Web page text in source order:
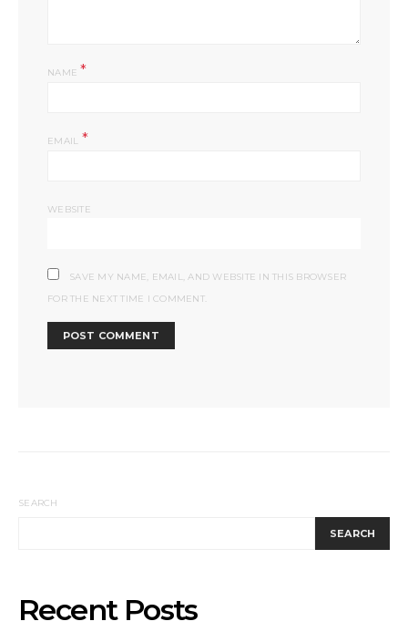
NAME *
EMAIL *
WEBSITE
SAVE MY NAME, EMAIL, AND WEBSITE IN THIS BROWSER
FOR THE NEXT TIME I COMMENT.
SEARCH
SEARCH
Recent Posts